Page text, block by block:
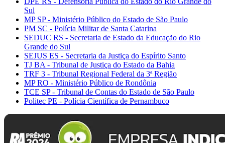
Sul
MP SP - Ministério Público do Estado de São Paulo
PM SC - Polícia Militar de Santa Catarina
SEDUC RS - Secretaria de Estado da Educação do Rio
Grande do Sul
SEJUS ES - Secretaria da Justiça do Espírito Santo
TJ BA - Tribunal de Justiça do Estado da Bahia
TRF 3 - Tribunal Regional Federal da 3ª Região
MP RO - Ministério Público de Rondônia
TCE SP - Tribunal de Contas do Estado de São Paulo
Politec PE - Polícia Científica de Pernambuco